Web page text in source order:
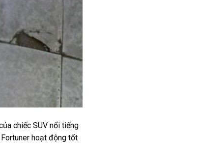
chiếc SUV nổi tiếng
hoạt động tốt